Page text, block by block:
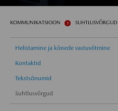
KOMMUNIKATSIOON SUHTLUSVÕRGUD
Helistamine ja kõnede vastuvõtmine
Kontaktid
Tekstsõnumid
Suhtlusvõrgud